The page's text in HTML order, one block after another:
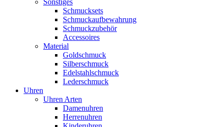
Sonstiges
Schmucksets
Schmuckaufbewahrung
Schmuckzubehör
Accessoires
Material
Goldschmuck
Silberschmuck
Edelstahlschmuck
Lederschmuck
Uhren
Uhren Arten
Damenuhren
Herrenuhren